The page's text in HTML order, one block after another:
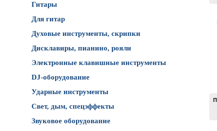
Гитары
Для гитар
Духовые инструменты, скрипки
Дисклавиры, пианино, рояли
Электронные клавишные инструменты
DJ-оборудование
Ударные инструменты
Свет, дым, спецэффекты
Звуковое оборудование